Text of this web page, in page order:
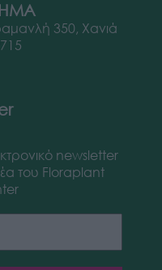
350, Χανιά
newsletter
του Floraplant